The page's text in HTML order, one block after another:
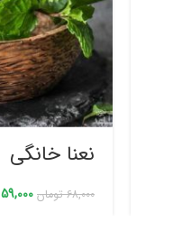
نعنا خانگی
68,000 تومان 59,000